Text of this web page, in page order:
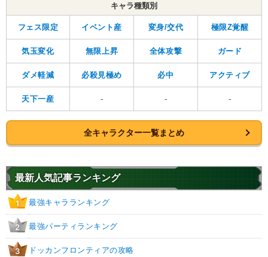
キャラ種類別
フェス限定 イベント産 変身/交代 極限Z覚醒
気玉変化 無限上昇 全体攻撃 ガード
ダメ軽減 必殺見極め 必中 アクティブ
天下一産 - - -
全キャラクター一覧まとめ
最新人気記事ランキング
1 最強キャラランキング
2 最強パーティランキング
3 ドッカンフロンティアの攻略